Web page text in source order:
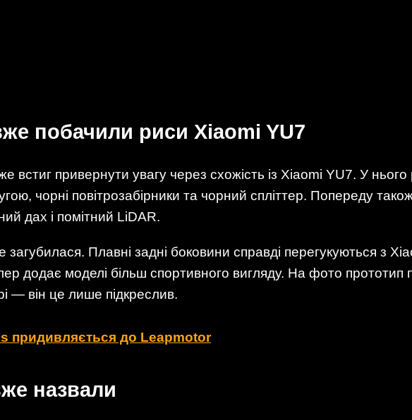
побачили риси Xiaomi YU7
встиг привернути увагу через схожість із Xiaomi YU7. У
чорні повітрозабірники та чорний спліттер. Попереду
дах і помітний LiDAR.
загубилася. Плавні задні боковини справді перегукуються з
додає моделі більш спортивного вигляду. На фото прототип
— він це лише підкреслив.
придивляється до Leapmotor
назвали